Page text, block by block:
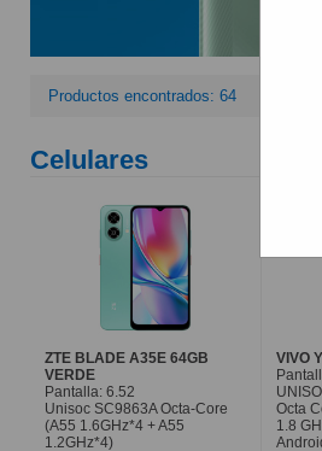
Productos encontrados: 64
Celulares
ZTE BLADE A35E 64GB
VERDE
Pantalla: 6.52
Unisoc SC9863A Octa-Core
(A55 1.6GHz*4 + A55
1.2GHz*4)
VIVO
Octa
1.8